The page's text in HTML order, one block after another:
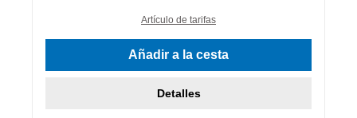
Artículo de tarifas
Añadir a la cesta
Detalles